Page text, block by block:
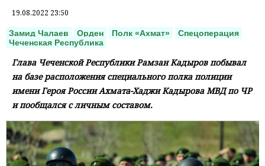
19.08.2022 23:50
Замид Чалаев Орден Полк «Ахмат»
Спецоперация
Чеченская Республика
Глава Чеченской Республики Рамзан Кадыров побывал
на базе расположения специального полка полиции
имени Героя России Ахмата-Хаджи Кадырова МВД по ЧР
и пообщался с личным составом.